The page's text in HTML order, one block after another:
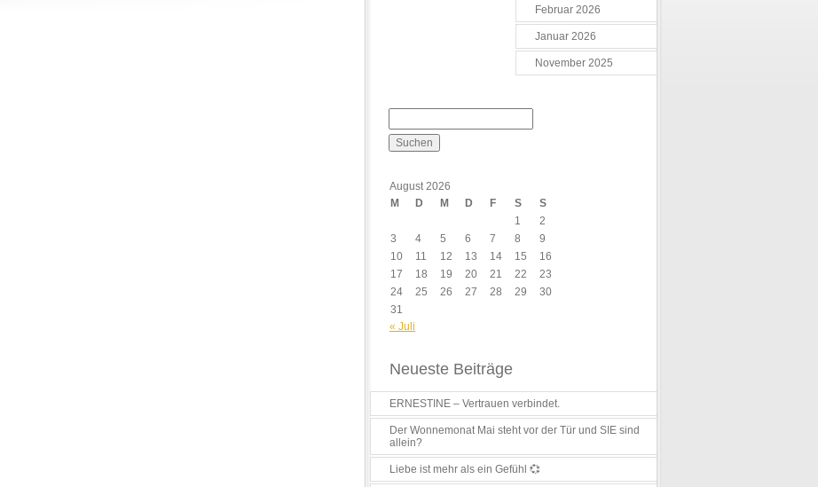
Februar 2026
Januar 2026
November 2025
August 2026
M
D M D F S
S
1
2
3
4 5 6 7 8
9
10
11 12 13 14 15
16
17
18 19 20 21 22
23
24
25 26 27 28 29
30
31
« Juli
Neueste Beiträge
ERNESTINE – Vertrauen verbindet.
Der Wonnemonat Mai steht vor der Tür und SIE sind
allein?
Liebe ist mehr als ein Gefühl 💞